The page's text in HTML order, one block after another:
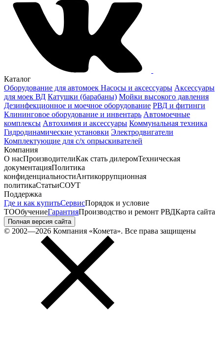
Каталог
Оборудование для автомоек Насосы и аксессуары Аксессуары
для моек ВД Катушки (барабаны) Мойки высокого давления
Дезинфекционное и моечное оборудование РВД и фитинги
Клининговое оборудование и инвентарь Автомоечные
комплексы Автохимия и аксессуары Коммунальная техника
Гидродинамические установки Электродвигатели
Комплектующие для с/х опрыскивателей
Компания
О насПроизводителиКак стать дилеромТехническая
документацияПолитика
конфиденциальностиАнтикоррупционная
политикаСтатьиСОУТ
Поддержка
Где и как купитьСервисПорядок и условие
ТООбучениеГарантияПроизводство и ремонт РВДКарта сайта
Полная версия сайта
© 2002—2026 Компания «Комета». Все права защищены